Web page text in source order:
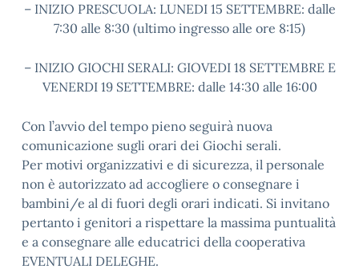
– INIZIO PRESCUOLA: LUNEDI 15 SETTEMBRE: dalle
7:30 alle 8:30 (ultimo ingresso alle ore 8:15)
– INIZIO GIOCHI SERALI: GIOVEDI 18 SETTEMBRE E
VENERDI 19 SETTEMBRE: dalle 14:30 alle 16:00
Con l’avvio del tempo pieno seguirà nuova
comunicazione sugli orari dei Giochi serali.
Per motivi organizzativi e di sicurezza, il personale
non è autorizzato ad accogliere o consegnare i
bambini/e al di fuori degli orari indicati. Si invitano
pertanto i genitori a rispettare la massima puntualità
e a consegnare alle educatrici della cooperativa
EVENTUALI DELEGHE.